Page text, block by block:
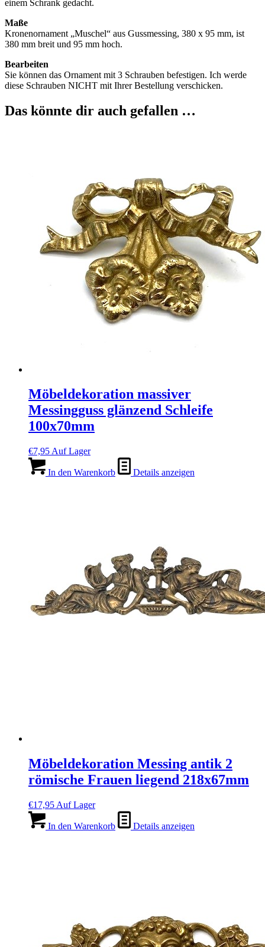
einem Schrank gedacht.
Maße
Kronenornament „Muschel“ aus Gussmessing, 380 x 95 mm, ist
380 mm breit und 95 mm hoch.
Bearbeiten
Sie können das Ornament mit 3 Schrauben befestigen. Ich werde
diese Schrauben NICHT mit Ihrer Bestellung verschicken.
Das könnte dir auch gefallen …
Möbeldekoration massiver
Messingguss glänzend Schleife
100x70mm
€7,95 Auf Lager
In den Warenkorb Details anzeigen
Möbeldekoration Messing antik 2
römische Frauen liegend 218x67mm
€17,95 Auf Lager
In den Warenkorb Details anzeigen